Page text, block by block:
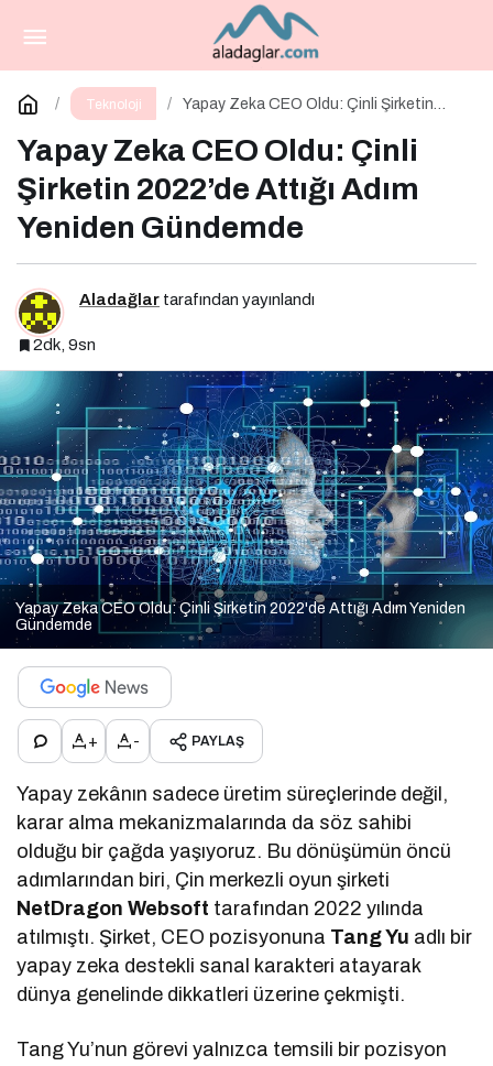
Teknoloji
Yapay Zeka CEO Oldu: Çinli Şirketin
Yapay Zeka CEO Oldu: Çinli
Şirketin 2022’de Attığı Adım
Yeniden Gündemde
Aladağlar tarafından yayınlandı
2dk, 9sn
Yapay Zeka CEO Oldu: Çinli Şirketin 2022'de Attığı Adım Yeniden
Gündemde
+ - PAYLAŞ
Yapay zekânın sadece üretim süreçlerinde değil,
karar alma mekanizmalarında da söz sahibi
olduğu bir çağda yaşıyoruz. Bu dönüşümün öncü
adımlarından biri, Çin merkezli oyun şirketi
NetDragon Websoft tarafından 2022 yılında
atılmıştı. Şirket, CEO pozisyonuna Tang Yu adlı bir
yapay zeka destekli sanal karakteri atayarak
dünya genelinde dikkatleri üzerine çekmişti.
Tang Yu’nun görevi yalnızca temsili bir pozisyon
Telegram Kanallarından Pasif Gelir Elde Etmek
Artık Mümkün
Yorum Yap